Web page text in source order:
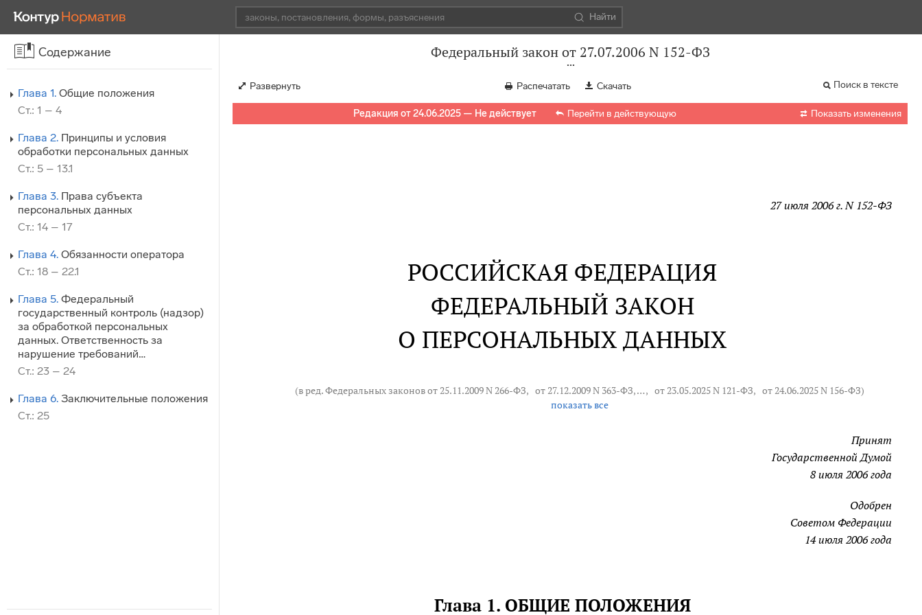
Найти
Содержание
Глава 1. Общие положения
Ст.: 1 – 4
Глава 2. Принципы и условия
обработки персональных данных
Ст.: 5 – 13.1
Глава 3. Права субъекта
персональных данных
Ст.: 14 – 17
Глава 4. Обязанности оператора
Ст.: 18 – 22.1
Глава 5. Федеральный
государственный контроль (надзор)
за обработкой персональных
данных. Ответственность за
нарушение требований…
Ст.: 23 – 24
Глава 6. Заключительные положения
Ст.: 25
Федеральный закон от 27.07.2006 N 152-ФЗ
Развернуть Распечатать Скачать Поиск в тексте
Редакция от 24.06.2025 — Не действует Перейти в действующую  Показать изменения
27 июля 2006 г. N 152-ФЗ
РОССИЙСКАЯ ФЕДЕРАЦИЯ
ФЕДЕРАЛЬНЫЙ ЗАКОН
О ПЕРСОНАЛЬНЫХ ДАННЫХ
(в ред. Федеральных законов от 25.11.2009 N 266-ФЗ, от 27.12.2009 N 363-ФЗ, … , от 23.05.2025 N 121-ФЗ, от 24.06.2025 N 156-ФЗ)
показать все
Принят
Государственной Думой
8 июля 2006 года
Одобрен
Советом Федерации
14 июля 2006 года
Глава 1. ОБЩИЕ ПОЛОЖЕНИЯ